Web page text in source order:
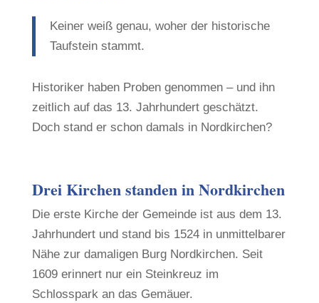
Keiner weiß genau, woher der historische
Taufstein stammt.
Historiker haben Proben genommen – und ihn
zeitlich auf das 13. Jahrhundert geschätzt.
Doch stand er schon damals in Nordkirchen?
Drei Kirchen standen in Nordkirchen
Die erste Kirche der Gemeinde ist aus dem 13.
Jahrhundert und stand bis 1524 in unmittelbarer
Nähe zur damaligen Burg Nordkirchen. Seit
1609 erinnert nur ein Steinkreuz im
Schlosspark an das Gemäuer.